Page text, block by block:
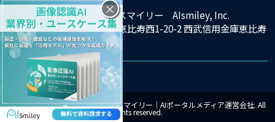
株式会社アイスマイリー AIsmiley, Inc.
東京都渋谷区恵比寿西1-20-2 西武信用金庫恵比寿
ビル9F
© Copyright 2025 株式会社アイスマイリー｜AIポータルメディア運営会社. All
rights reserved.
×